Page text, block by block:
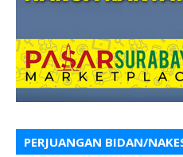
PERJUANGAN BIDAN/